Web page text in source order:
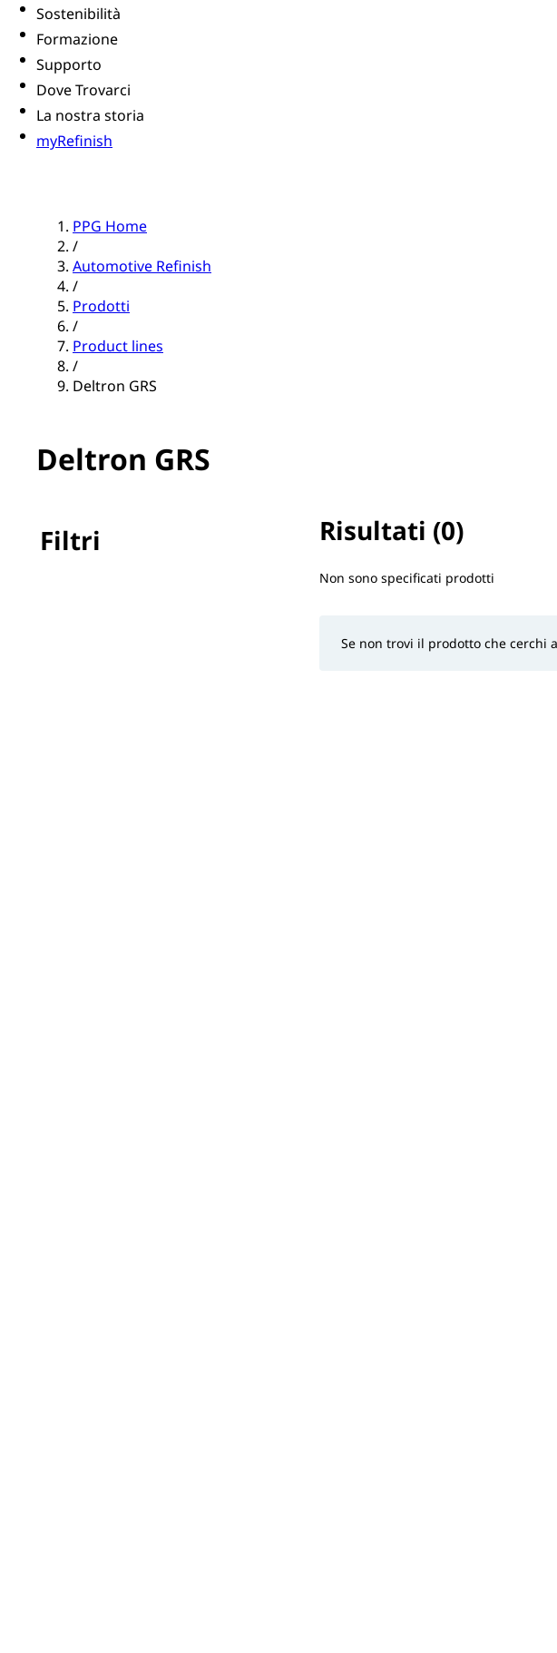
Sostenibilità
Formazione
Supporto
Dove Trovarci
La nostra storia
myRefinish
PPG Home
/
Automotive Refinish
/
Prodotti
/
Product lines
/
Deltron GRS
Deltron GRS
Filtri Risultati (0)
Nessun filtro selezionato
Non sono specificati prodotti
Se non trovi il prodotto che cerchi